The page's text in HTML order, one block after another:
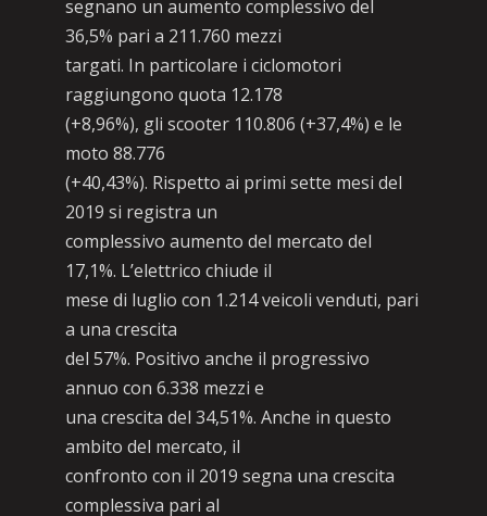
segnano un aumento complessivo del
36,5% pari a 211.760 mezzi
targati. In particolare i ciclomotori
raggiungono quota 12.178
(+8,96%), gli scooter 110.806 (+37,4%) e le
moto 88.776
(+40,43%). Rispetto ai primi sette mesi del
2019 si registra un
complessivo aumento del mercato del
17,1%. L’elettrico chiude il
mese di luglio con 1.214 veicoli venduti, pari
a una crescita
del 57%. Positivo anche il progressivo
annuo con 6.338 mezzi e
una crescita del 34,51%. Anche in questo
ambito del mercato, il
confronto con il 2019 segna una crescita
complessiva pari al